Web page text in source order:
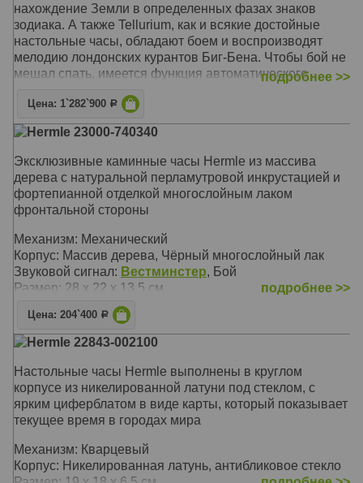
нахождение Земли в определенных фазах знаков
зодиака. А также Tellurium, как и всякие достойные
настольные часы, обладают боем и воспроизводят
мелодию лондонских курантов Биг-Бена. Чтобы бой не
мешал спать, имеется функция автоматического
купол
Размер: 35 х 29 х 29 см
подробнее >>
Цена: 1`282`900 Р
Hermle 23000-740340
Эксклюзивные каминные часы Hermle из массива
дерева с натуральной перламутровой инкрустацией и
фортепианной отделкой многослойным лаком
фронтальной стороны
Механизм: Механический
Корпус: Массив дерева, Чёрный многослойный лак
Звуковой сигнал: Вестминстер, Бой
Размер: 28 х 22 х 13.5 см
подробнее >>
Цена: 204`400 Р
Hermle 22843-002100
Настольные часы Hermle выполнены в круглом
корпусе из никелированной латуни под стеклом, с
ярким циферблатом в виде карты, который показывает
текущее время в городах мира
Механизм: Кварцевый
Корпус: Никелированная латунь, антибликовое стекло